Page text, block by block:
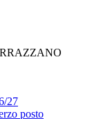
27
posto